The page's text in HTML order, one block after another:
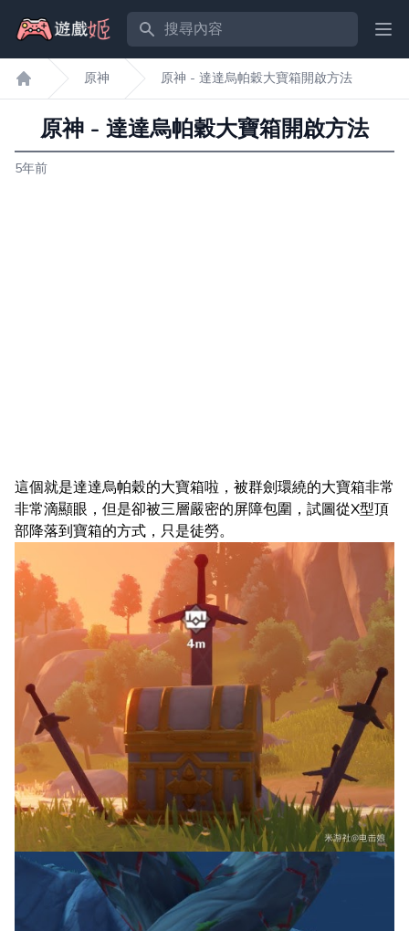
搜尋內容
遊戲姬首頁
原神 原神 - 達達烏帕穀大寶箱開啟方法
原神 - 達達烏帕穀大寶箱開啟方法
5年前
這個就是達達烏帕穀的大寶箱啦，被群劍環繞的大寶箱非常
非常滴顯眼，但是卻被三層嚴密的屏障包圍，試圖從X型頂
部降落到寶箱的方式，只是徒勞。